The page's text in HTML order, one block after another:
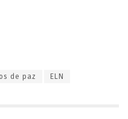
de paz ELN